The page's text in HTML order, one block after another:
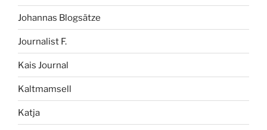
Johannas Blogsätze
Journalist F.
Kais Journal
Kaltmamsell
Katja